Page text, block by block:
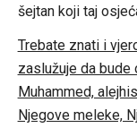
šejtan koji taj
Trebate znati i
zaslužuje da bude
Muhammed,
Njegove meleke,